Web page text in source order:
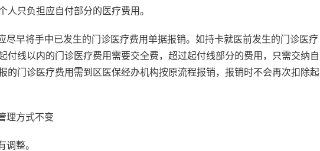
人只负担应自付部分的医疗费用。
尽早将手中已发生的门诊医疗费用单据报销。如持卡就医前发生的门诊医疗
付线以内的门诊医疗费用需要交全费，超过起付线部分的费用，只需交纳自
的门诊医疗费用需到区医保经办机构按原流程报销，报销时不会再次扣除起
理方式不变
调整。